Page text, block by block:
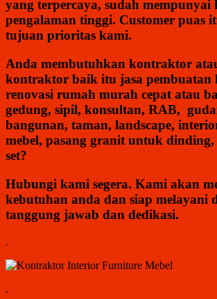
yang terpercaya, sudah mempunyai
pengalaman tinggi. Customer puas
tujuan prioritas kami.
Anda membutuhkan kontraktor
kontraktor baik itu jasa pembuatan
renovasi rumah murah cepat atau
gedung, sipil, konsultan, RAB,
bangunan, taman, landscape,
mebel, pasang granit untuk
set?
Hubungi kami segera. Kami akan
kebutuhan anda dan siap melayani
tanggung jawab dan dedikasi.
.
.